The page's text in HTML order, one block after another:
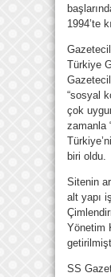
1994’te
Türkiye
“sosyal
çok
zamanla
biri oldu.
Sitenin
alt yapı
Yönetim
SS